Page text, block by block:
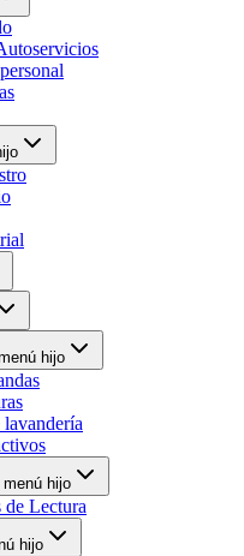
hijo
lavandería
hijo
Lectura
hijo